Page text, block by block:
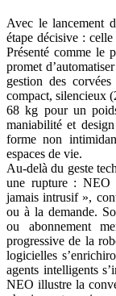
Avec le lancement
étape décisive :
Présenté comme le
promet
gestion des
compact, silencieux
68 kg pour un
maniabilité et
forme non
espaces de vie.
Au-delà du geste
une rupture : NEO
jamais intrusif »,
ou à la demande.
ou abonnement
progressive de la
logicielles
agents intelligents
NEO illustre la